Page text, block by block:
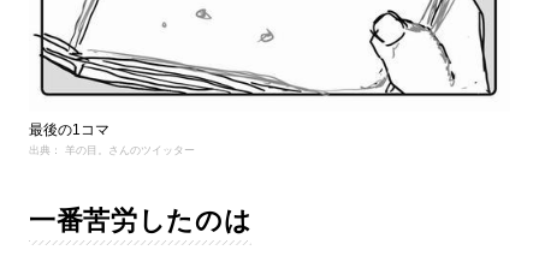
最後の1コマ
出典： 羊の目。さんのツイッター
一番苦労したのは